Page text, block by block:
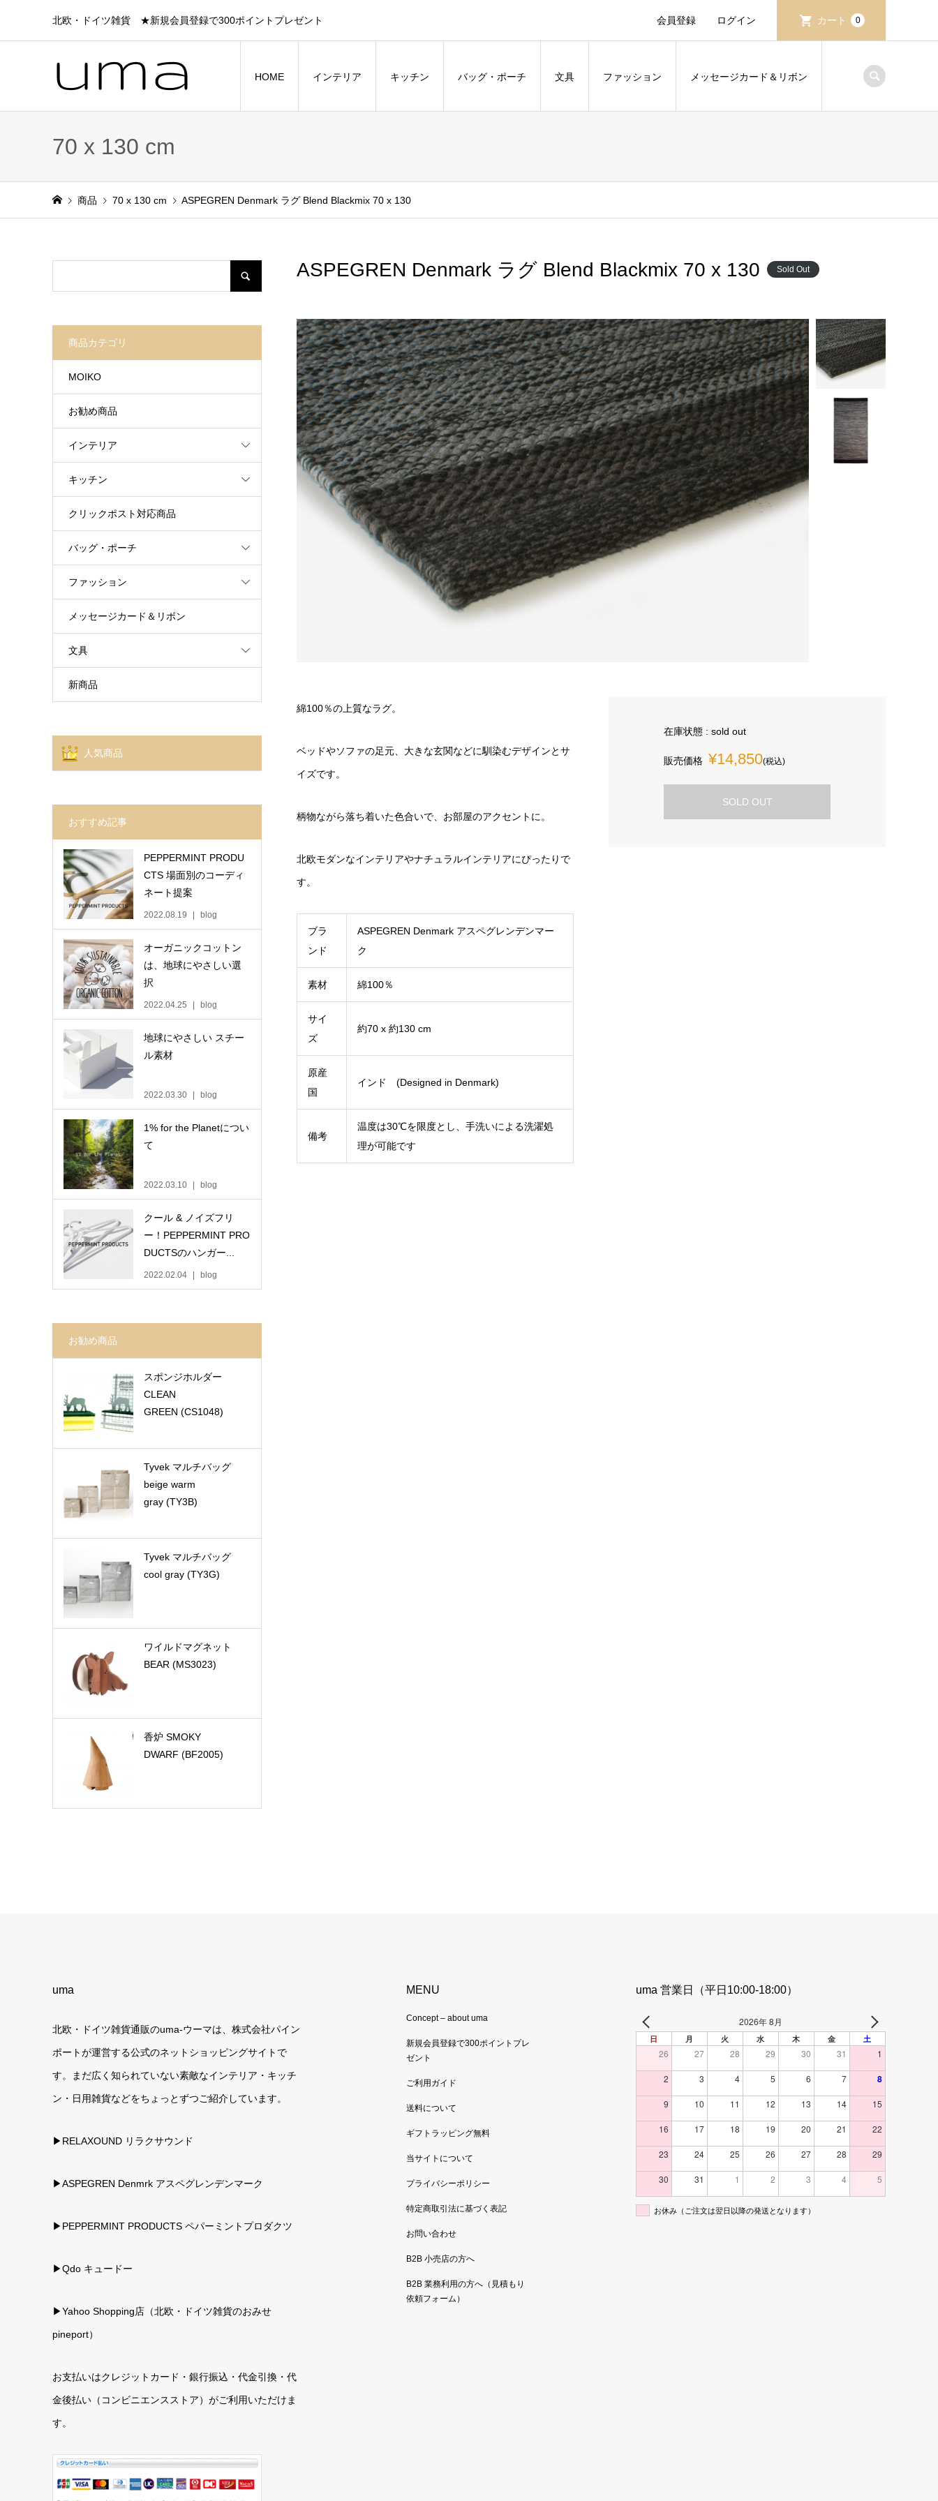
北欧・ドイツ雑貨 ★新規会員登録で300ポイントプレゼント 会員登録 ログイン カート 0
HOME インテリア キッチン バッグ・ポーチ 文具 ファッション メッセージカード＆リボン
70 x 130 cm
商品 70 x 130 cm ASPEGREN Denmark ラグ Blend Blackmix 70 x 130
ASPEGREN Denmark ラグ Blend Blackmix 70 x 130 Sold Out
綿100％の上質なラグ。
ベッドやソファの足元、大きな玄関などに馴染むデザインとサ
イズです。
柄物ながら落ち着いた色合いで、お部屋のアクセントに。
北欧モダンなインテリアやナチュラルインテリアにぴったりで
す。
ブラ
ンド
ASPEGREN Denmark アスペグレンデンマー
ク
素材 綿100％
サイ
ズ
約70 x 約130 cm
原産
国
インド (Designed in Denmark)
備考
温度は30℃を限度とし、手洗いによる洗濯処
理が可能です
在庫状態 : sold out
販売価格 ¥14,850(税込)
SOLD OUT
商品カテゴリ
MOIKO
お勧め商品
インテリア
キッチン
クリックポスト対応商品
バッグ・ポーチ
ファッション
メッセージカード＆リボン
文具
新商品
人気商品
おすすめ記事
PEPPERMINT PRODU
CTS 場面別のコーディ
ネート提案
2022.08.19 blog
オーガニックコットン
は、地球にやさしい選
択
2022.04.25 blog
地球にやさしい スチー
ル素材
2022.03.30 blog
1% for the Planetについ
て
2022.03.10 blog
クール & ノイズフリ
ー！PEPPERMINT PRO
DUCTSのハンガー...
2022.02.04 blog
お勧め商品
スポンジホルダー
CLEAN
GREEN (CS1048)
Tyvek マルチバッグ
beige warm
gray (TY3B)
Tyvek マルチバッグ
cool gray (TY3G)
ワイルドマグネット
BEAR (MS3023)
香炉 SMOKY
DWARF (BF2005)
uma
北欧・ドイツ雑貨通販のuma-ウーマは、株式会社パイン
ポートが運営する公式のネットショッピングサイトで
す。まだ広く知られていない素敵なインテリア・キッチ
ン・日用雑貨などをちょっとずつご紹介しています。
▶RELAXOUND リラクサウンド
▶ASPEGREN Denmrk アスペグレンデンマーク
▶PEPPERMINT PRODUCTS ペパーミントプロダクツ
▶Qdo キュードー
▶Yahoo Shopping店（北欧・ドイツ雑貨のおみせ
pineport）
お支払いはクレジットカード・銀行振込・代金引換・代
金後払い（コンビニエンスストア）がご利用いただけま
す。
MENU
Concept – about uma
新規会員登録で300ポイントプレ
ゼント
ご利用ガイド
送料について
ギフトラッピング無料
当サイトについて
プライバシーポリシー
特定商取引法に基づく表記
お問い合わせ
B2B 小売店の方へ
B2B 業務利用の方へ（見積もり
依頼フォーム）
uma 営業日（平日10:00-18:00）
2026年 8月
日 月 火 水 木 金 土
26 27 28 29 30 31 1
2 3 4 5 6 7 8
9 10 11 12 13 14 15
16 17 18 19 20 21 22
23 24 25 26 27 28 29
30 31 1 2 3 4 5
お休み（ご注文は翌日以降の発送となります）